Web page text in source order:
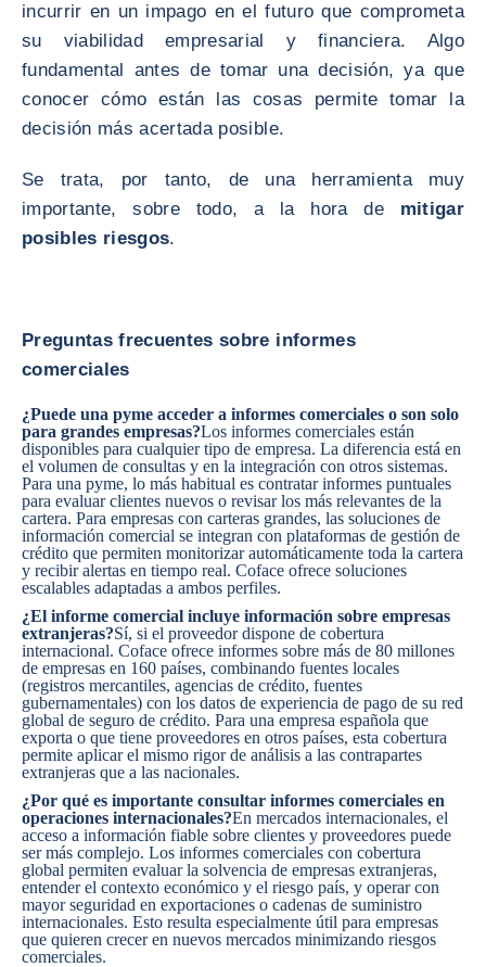
incurrir en un impago en el futuro que comprometa
su viabilidad empresarial y financiera. Algo
fundamental antes de tomar una decisión, ya que
conocer cómo están las cosas permite tomar la
decisión más acertada posible.
Se trata, por tanto, de una herramienta muy
importante, sobre todo, a la hora de mitigar
posibles riesgos.
Preguntas frecuentes sobre informes
comerciales
¿Puede una pyme acceder a informes comerciales o son solo
para grandes empresas?Los informes comerciales están
disponibles para cualquier tipo de empresa. La diferencia está en
el volumen de consultas y en la integración con otros sistemas.
Para una pyme, lo más habitual es contratar informes puntuales
para evaluar clientes nuevos o revisar los más relevantes de la
cartera. Para empresas con carteras grandes, las soluciones de
información comercial se integran con plataformas de gestión de
crédito que permiten monitorizar automáticamente toda la cartera
y recibir alertas en tiempo real. Coface ofrece soluciones
escalables adaptadas a ambos perfiles.
¿El informe comercial incluye información sobre empresas
extranjeras?Sí, si el proveedor dispone de cobertura
internacional. Coface ofrece informes sobre más de 80 millones
de empresas en 160 países, combinando fuentes locales
(registros mercantiles, agencias de crédito, fuentes
gubernamentales) con los datos de experiencia de pago de su red
global de seguro de crédito. Para una empresa española que
exporta o que tiene proveedores en otros países, esta cobertura
permite aplicar el mismo rigor de análisis a las contrapartes
extranjeras que a las nacionales.
¿Por qué es importante consultar informes comerciales en
operaciones internacionales?En mercados internacionales, el
acceso a información fiable sobre clientes y proveedores puede
ser más complejo. Los informes comerciales con cobertura
global permiten evaluar la solvencia de empresas extranjeras,
entender el contexto económico y el riesgo país, y operar con
mayor seguridad en exportaciones o cadenas de suministro
internacionales. Esto resulta especialmente útil para empresas
que quieren crecer en nuevos mercados minimizando riesgos
comerciales.